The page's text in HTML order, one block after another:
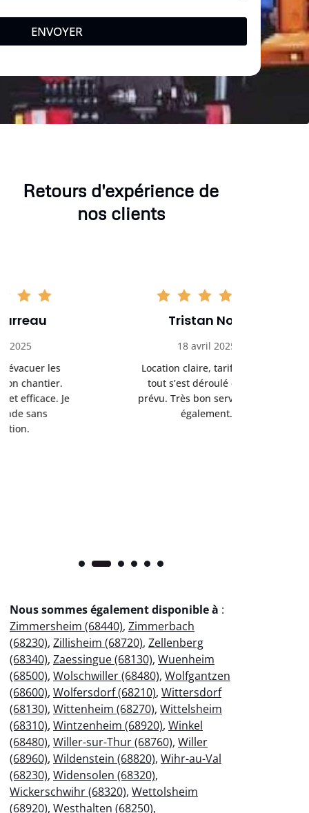
ENVOYER
Retours d'expérience de
nos clients
Location claire, tarifs justes,
tout s’est déroulé comme
prévu. Très bon service client
Nous sommes également disponible à :
Zimmersheim (68440), Zimmerbach
(68230), Zillisheim (68720), Zellenberg
(68340), Zaessingue (68130), Wuenheim
(68500), Wolschwiller (68480), Wolfgantzen
(68600), Wolfersdorf (68210), Wittersdorf
(68130), Wittenheim (68270), Wittelsheim
(68310), Wintzenheim (68920), Winkel
(68480), Willer-sur-Thur (68760), Willer
(68960), Wildenstein (68820), Wihr-au-Val
(68230), Widensolen (68320),
Wickerschwihr (68320), Wettolsheim
(68920), Westhalten (68250),